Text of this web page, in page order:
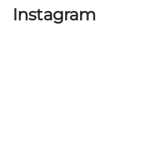
Instagram